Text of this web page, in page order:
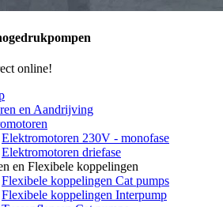
online!
en Aandrijving
Elektromotoren 230V - monofase
Elektromotoren driefase
en Flexibele koppelingen
Flexibele koppelingen Cat pumps
Flexibele koppelingen Interpump